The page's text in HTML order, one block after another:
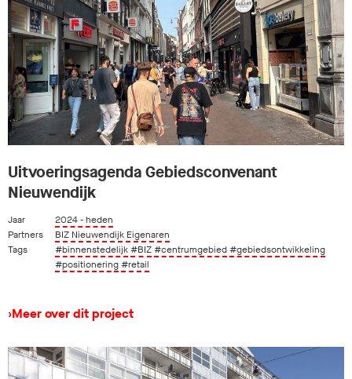
Uitvoeringsagenda Gebiedsconvenant
Nieuwendijk
Jaar
2024 - heden
Partners
BIZ Nieuwendijk Eigenaren
Tags
#binnenstedelijk#BIZ#centrumgebied#gebiedsontwikkeling
#positionering#retail
›Meer over dit project